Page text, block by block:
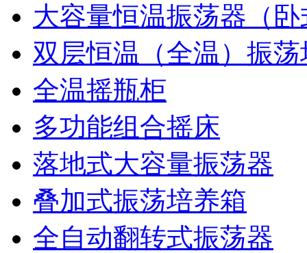
大容量恒温振荡器（卧
双层恒温（全温）振
全温摇瓶柜
多功能组合摇床
落地式大容量振荡器
叠加式振荡培养箱
全自动翻转式振荡器